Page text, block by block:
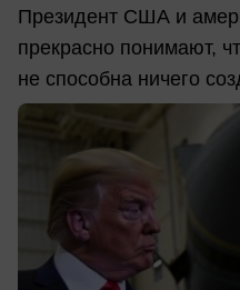
Президент США и
прекрасно понимают,
не способна ничего